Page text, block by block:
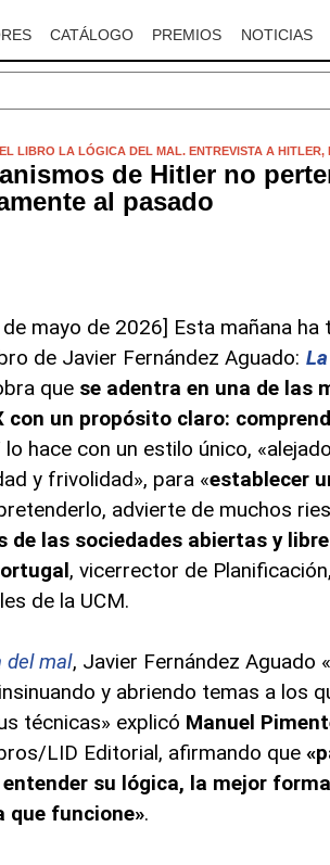
CATÁLOGO PREMIOS NOTICIAS
LIBRO LA LÓGICA DEL MAL. ENTREVISTA A
de Hitler no
al pasado
mayo de 2026] Esta mañana
de Javier Fernández Aguado:
que se adentra en una de las
con un propósito claro:
lo hace con un estilo único,
y frivolidad», para «establecer
advierte de muchos
de las sociedades abiertas y
, vicerrector de
de la UCM.
del mal, Javier Fernández Aguado
y abriendo temas a los
técnicas» explicó Manuel
LID Editorial, afirmando que
entender su lógica, la mejor
que funcione».